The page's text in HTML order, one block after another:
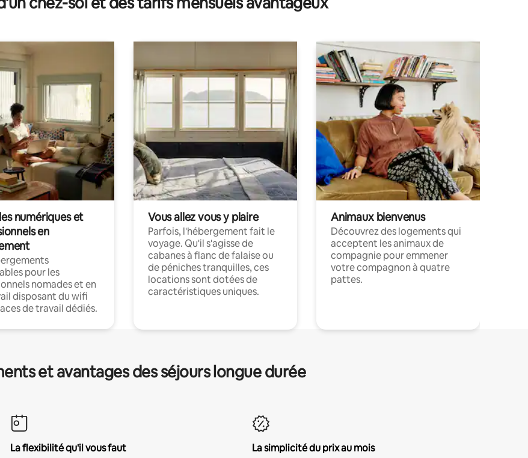
numériques et
en
pour les
nomades et en
disposant du wifi
de travail dédiés.
Vous allez vous y plaire
Parfois, l'hébergement fait le
voyage. Qu'il s'agisse de
cabanes à flanc de falaise ou
de péniches tranquilles, ces
locations sont dotées de
caractéristiques uniques.
Animaux bienvenus
Découvrez des logements qui
acceptent les animaux de
compagnie pour emmener
votre compagnon à quatre
pattes.
et avantages des séjours longue durée
La flexibilité qu'il vous faut
La simplicité du prix au mois